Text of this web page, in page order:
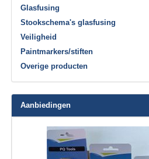
Glasfusing
Stookschema's glasfusing
Veiligheid
Paintmarkers/stiften
Overige producten
Aanbiedingen